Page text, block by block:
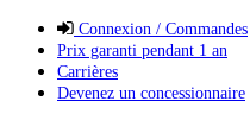
Connexion / Commandes
Prix garanti pendant 1 an
Carrières
Devenez un concessionnaire